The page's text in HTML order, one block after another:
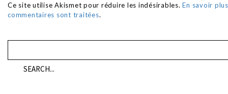
Ce site utilise Akismet pour réduire les indésirables.En savoir
commentaires sont traitées.